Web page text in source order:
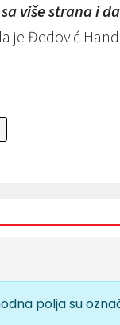
više strana i
je Đedović
polja su